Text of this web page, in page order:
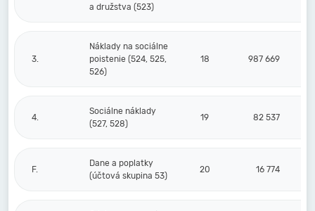
a družstva (523)
3.
Náklady na sociálne
poistenie (524, 525,
526)
18 987 669
4.
Sociálne náklady
(527, 528)
19 82 537
F.
Dane a poplatky
(účtová skupina 53)
20 16 774